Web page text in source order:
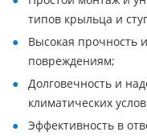
типов крыльца и
Высокая прочность
повреждениям;
Долговечность и
климатических
Эффективность в